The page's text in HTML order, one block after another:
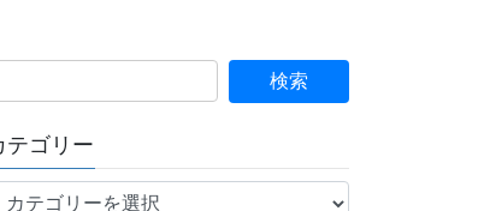
テゴリー